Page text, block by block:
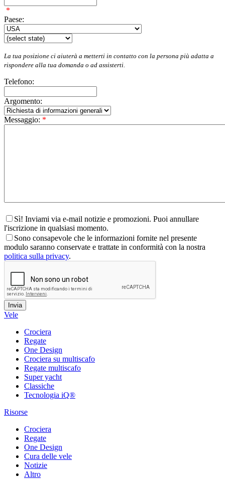
*
Paese:
La tua posizione ci aiuterà a metterti in contatto con la persona più adatta a
rispondere alla tua domanda o ad assisterti.
Telefono:
Argomento:
Messaggio: *
Sì! Inviami via e-mail notizie e promozioni. Puoi annullare
l'iscrizione in qualsiasi momento.
Sono consapevole che le informazioni fornite nel presente
modulo saranno conservate e trattate in conformità con la nostra
politica sulla privacy.
Vele
Crociera
Regate
One Design
Crociera su multiscafo
Regate multiscafo
Super yacht
Classiche
Tecnologia iQ®
Risorse
Crociera
Regate
One Design
Cura delle vele
Notizie
Altro